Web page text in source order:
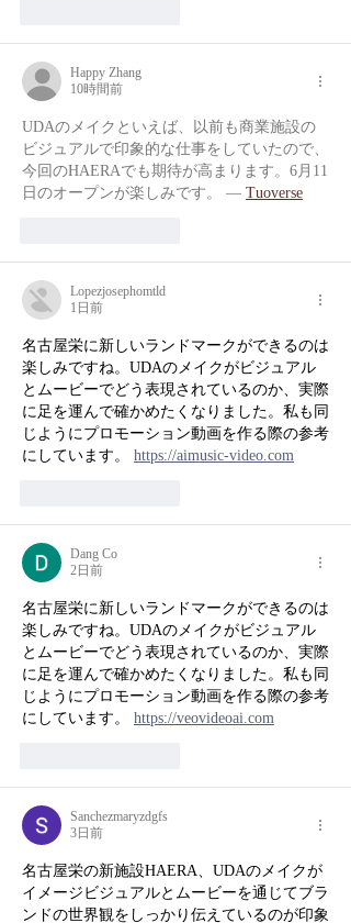
Happy Zhang
10時間前
UDAのメイクといえば、以前も商業施設の
ビジュアルで印象的な仕事をしていたので、
今回のHAERAでも期待が高まります。6月11
日のオープンが楽しみです。 — Tuoverse
Lopezjosephomtld
1日前
名古屋栄に新しいランドマークができるのは
楽しみですね。UDAのメイクがビジュアル
とムービーでどう表現されているのか、実際
に足を運んで確かめたくなりました。私も同
じようにプロモーション動画を作る際の参考
にしています。 https://aimusic-video.com
Dang Co
2日前
名古屋栄に新しいランドマークができるのは
楽しみですね。UDAのメイクがビジュアル
とムービーでどう表現されているのか、実際
に足を運んで確かめたくなりました。私も同
じようにプロモーション動画を作る際の参考
にしています。 https://veovideoai.com
Sanchezmaryzdgfs
3日前
名古屋栄の新施設HAERA、UDAのメイクが
イメージビジュアルとムービーを通じてブラ
ンドの世界観をしっかり伝えているのが印象